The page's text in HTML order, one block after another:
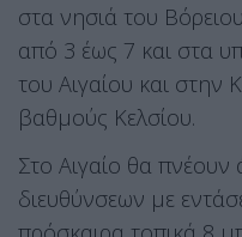
στα νησιά του
από 3 έως 7 και στα
του Αιγαίου και
βαθμούς Κελσίου.
Στο Αιγαίο θα πνέουν
διευθύνσεων με